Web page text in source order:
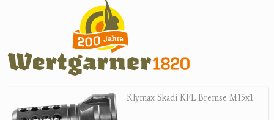
Kipplaufgewehre
Kleinkalibergewehre
Repetiererbüchse
Luftdruckwaffen
Revolver
Klymax Skadi KFL Bremse M15x1